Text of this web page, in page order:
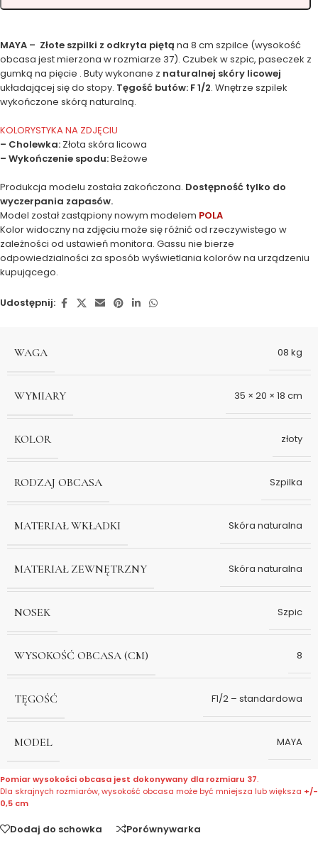
MAYA – Złote szpilki z odkryta piętą na 8 cm szpilce (wysokość
obcasa jest mierzona w rozmiarze 37). Czubek w szpic, paseczek z
gumką na pięcie . Buty wykonane z naturalnej skóry licowej
układającej się do stopy. Tęgość butów: F 1/2. Wnętrze szpilek
wykończone skórą naturalną.
KOLORYSTYKA NA ZDJĘCIU
– Cholewka: Złota skóra licowa
– Wykończenie spodu:Beżowe
Produkcja modelu została zakończona. Dostępność tylko do
wyczerpania zapasów.
Model został zastąpiony nowym modelem POLA
Kolor widoczny na zdjęciu może się różnić od rzeczywistego w
zależności od ustawień monitora. Gassu nie bierze
odpowiedzialności za sposób wyświetlania kolorów na urządzeniu
kupującego.
Udostępnij:
WAGA 08 kg
WYMIARY 35 × 20 × 18 cm
KOLOR złoty
RODZAJ OBCASA Szpilka
MATERIAŁ WKŁADKI Skóra naturalna
MATERIAŁ ZEWNĘTRZNY Skóra naturalna
NOSEK Szpic
WYSOKOŚĆ OBCASA (CM) 8
TĘGOŚĆ F1/2 – standardowa
MODEL MAYA
Pomiar wysokości obcasa jest dokonywany dla rozmiaru 37.
Dla skrajnych rozmiarów, wysokość obcasa może być mniejsza lub większa +/-
0,5 cm
Dodaj do schowka Porównywarka